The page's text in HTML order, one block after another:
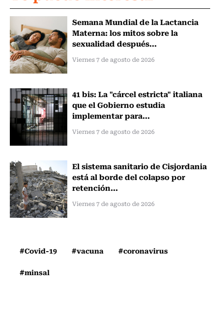
Semana Mundial de la Lactancia
Materna: los mitos sobre la
sexualidad después...
Viernes 7 de agosto de 2026
41 bis: La "cárcel estricta" italiana
que el Gobierno estudia
implementar para...
Viernes 7 de agosto de 2026
El sistema sanitario de Cisjordania
está al borde del colapso por
retención...
Viernes 7 de agosto de 2026
#Covid-19 #vacuna
#coronavirus
#minsal